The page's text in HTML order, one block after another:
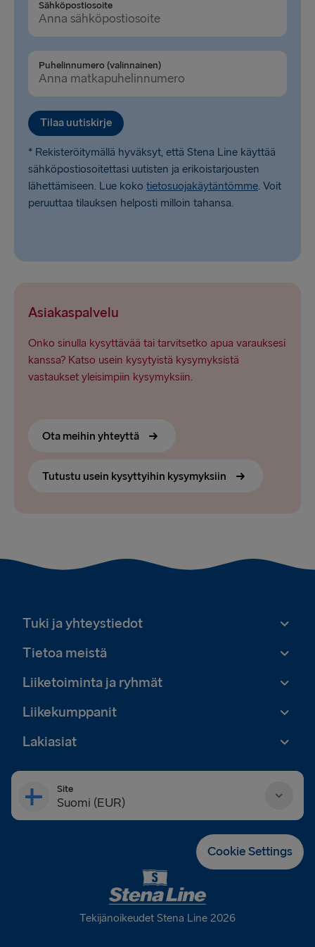
LATVIASTA SAKSAAN
Liepāja → Travemünde
Travemünde → Liepāja
Ventspils → Nynäshamn
Nynäshamn → Ventspils
Sähköpostiosoite
Puhelinnumero (valinnainen)
Tilaa uutiskirje
* Rekisteröitymällä hyväksyt, että Stena Line käyttää
sähköpostiosoitettasi uutisten ja erikoistarjousten
lähettämiseen. Lue koko tietosuojakäytäntömme. Voit
peruuttaa tilauksen helposti milloin tahansa.
Asiakaspalvelu
Onko sinulla kysyttävää tai tarvitsetko apua varauksesi
kanssa? Katso usein kysytyistä kysymyksistä
vastaukset yleisimpiin kysymyksiin.
Ota meihin yhteyttä
Tutustu usein kysyttyihin kysymyksiin
Tuki ja yhteystiedot
Tietoa meistä
Liiketoiminta ja ryhmät
Liikekumppanit
Lakiasiat
Site
Suomi (EUR)
Cookie Settings
Tekijänoikeudet Stena Line 2026